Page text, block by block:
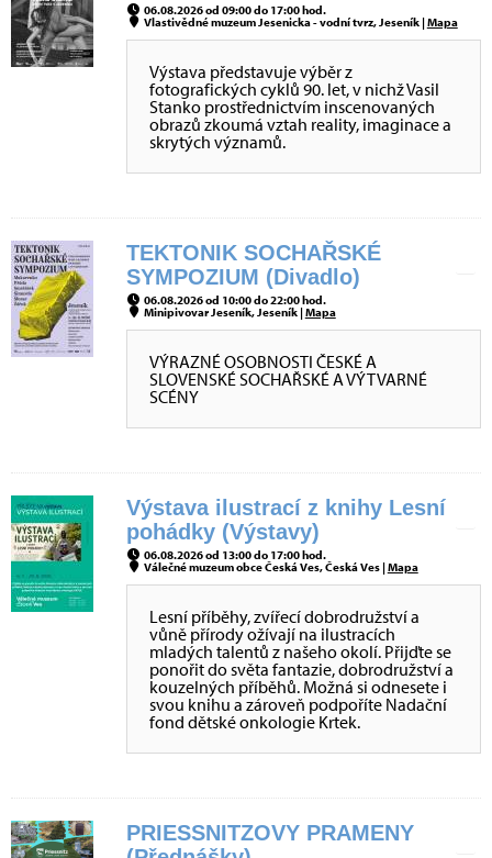
06.08.2026 od 09:00 do 17:00 hod.
Vlastivědné muzeum Jesenicka - vodní tvrz, Jeseník |Mapa
Výstava představuje výběr z
fotografických cyklů 90. let, v nichž Vasil
Stanko prostřednictvím inscenovaných
obrazů zkoumá vztah reality, imaginace a
skrytých významů.
TEKTONIK SOCHAŘSKÉ
SYMPOZIUM (Divadlo)
06.08.2026 od 10:00 do 22:00 hod.
Minipivovar Jeseník, Jeseník |Mapa
VÝRAZNÉ OSOBNOSTI ČESKÉ A
SLOVENSKÉ SOCHAŘSKÉ A VÝTVARNÉ
SCÉNY
Výstava ilustrací z knihy Lesní
pohádky (Výstavy)
06.08.2026 od 13:00 do 17:00 hod.
Válečné muzeum obce Česká Ves, Česká Ves |Mapa
Lesní příběhy, zvířecí dobrodružství a
vůně přírody ožívají na ilustracích
mladých talentů z našeho okolí. Přijďte se
ponořit do světa fantazie, dobrodružství a
kouzelných příběhů. Možná si odnesete i
svou knihu a zároveň podpoříte Nadační
fond dětské onkologie Krtek.
PRIESSNITZOVY PRAMENY